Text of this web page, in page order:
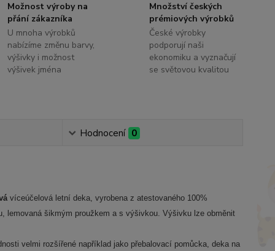
Možnost výroby na
přání zákazníka
U mnoha výrobků
nabízíme změnu barvy,
výšivky i možnost
výšivek jména
Množství českých
prémiových výrobků
České výrobky
podporují naši
ekonomiku a vyznačují
se světovou kvalitou
Hodnocení 0
víceúčelová letní deka, vyrobena z atestovaného 100%
lemovaná šikmým proužkem a s výšivkou. Výšivku lze obměnit
velmi rozšířené například jako přebalovací pomůcka, deka na